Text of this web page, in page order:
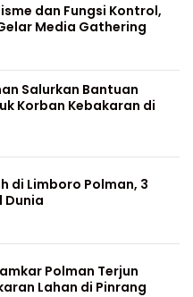
dan Fungsi Kontrol,
Media Gathering
Salurkan Bantuan
Korban Kebakaran di
di Limboro Polman, 3
Dunia
Polman Terjun
Lahan di Pinrang